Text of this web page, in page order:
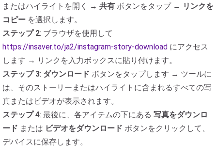
またはハイライトを開く → 共有 ボタンをタップ → リンクを
コピー を選択します。
ステップ 2: ブラウザを使用して
https://insaver.to/ja2/instagram-story-download にアクセス
します → リンクを入力ボックスに貼り付けます。
ステップ 3: ダウンロード ボタンをタップします → ツールに
は、そのストーリーまたはハイライトに含まれるすべての写
真またはビデオが表示されます。
ステップ 4: 最後に、各アイテムの下にある 写真をダウンロ
ード または ビデオをダウンロード ボタンをクリックして、
デバイスに保存します。